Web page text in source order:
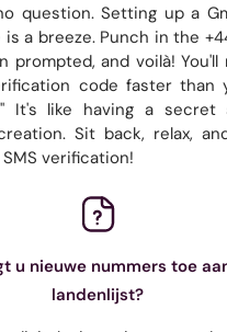
question. Setting up a
a breeze. Punch in the
prompted, and voilà!
code faster than
It's like having a
Sit back, relax,
verification!
u nieuwe nummers toe
landenlijst?